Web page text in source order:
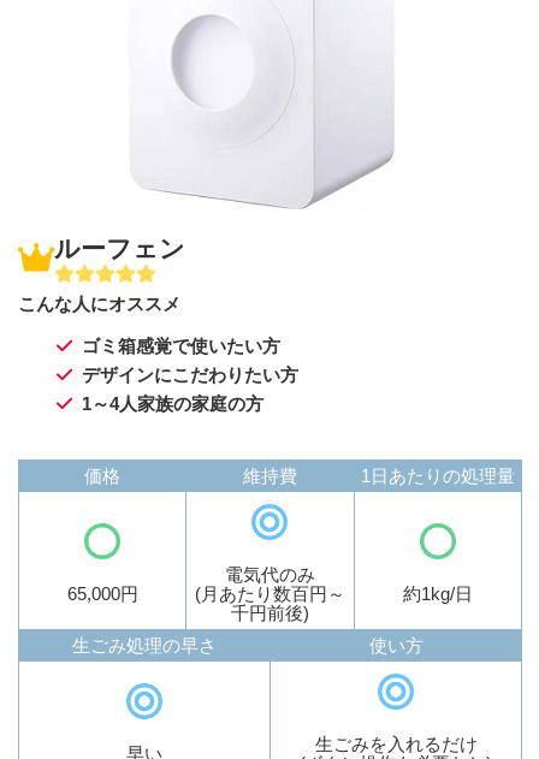
ルーフェン
こんな人にオススメ
ゴミ箱感覚で使いたい方
デザインにこだわりたい方
1～4人家族の家庭の方
価格
65,000円
維持費
電気代のみ
(月あたり数百円～
千円前後)
1日あたりの処理量
約1kg/日
生ごみ処理の早さ
早い
使い方
生ごみを入れるだけ